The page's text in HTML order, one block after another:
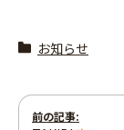
お知らせ
投前の記事: